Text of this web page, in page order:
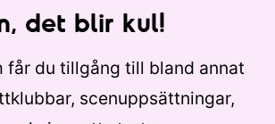
det blir kul!
får du tillgång till bland annat
scenuppsättningar,